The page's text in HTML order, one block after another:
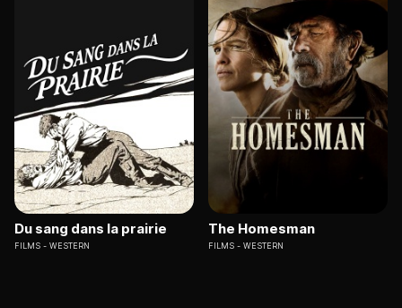
Du sang dans la prairie
FILMS WESTERN
The Homesman
FILMS WESTERN